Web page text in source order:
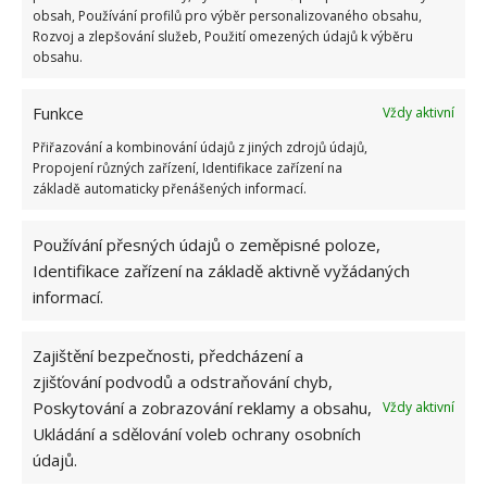
obsah, Používání profilů pro výběr personalizovaného obsahu,
Rozvoj a zlepšování služeb, Použití omezených údajů k výběru
obsahu.
Funkce
Vždy aktivní
Přiřazování a kombinování údajů z jiných zdrojů údajů,
Propojení různých zařízení, Identifikace zařízení na
základě automaticky přenášených informací.
Používání přesných údajů o zeměpisné poloze,
Identifikace zařízení na základě aktivně vyžádaných
informací.
Zajištění bezpečnosti, předcházení a
zjišťování podvodů a odstraňování chyb,
Poskytování a zobrazování reklamy a obsahu,
Ukládání a sdělování voleb ochrany osobních
údajů.
Vždy aktivní
setřením.